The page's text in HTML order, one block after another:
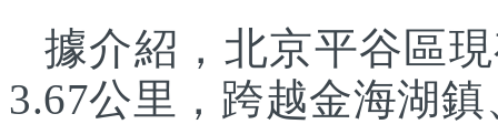
據介紹，北京平谷區
3.67公里，跨越金海湖